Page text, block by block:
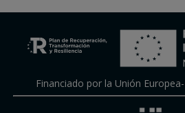
Financiado por la Unión